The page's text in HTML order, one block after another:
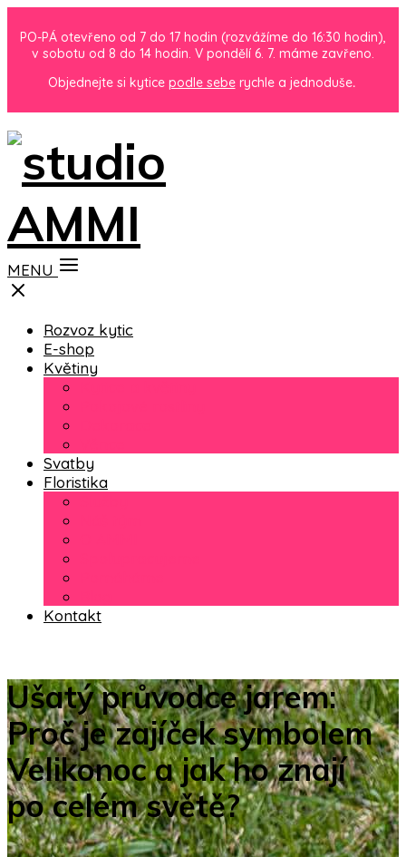
PO-PÁ otevřeno od 7 do 17 hodin (rozvážíme do 16:30 hodin),
v sobotu od 8 do 14 hodin. V pondělí 6. 7. máme zavřeno.
Objednejte si kytice podle seberychle a jednoduše.
MENU
Rozvoz kytic
E-shop
Květiny
Svatby
Floristika
Kontakt
Ušatý průvodce jarem:
Proč je zajíček symbolem
Velikonoc a jak ho znají
po celém světě?